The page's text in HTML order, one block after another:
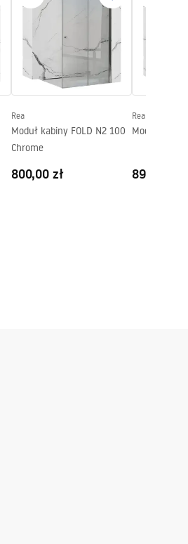
Rea
Moduł kabiny FOLD N2 100
Chrome
800,00 zł
Rea
Moduł
899,00 zł